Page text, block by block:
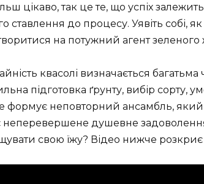
цікаво, так це те, що успіх
ставлення до процесу. Уявіть собі,
на потужний агент
квасолі визначається
підготовка ґрунту, вибір сорту,
формує неповторний ансамбль, який
неперевершене душевне
свою їжу? Відео нижче розкриє